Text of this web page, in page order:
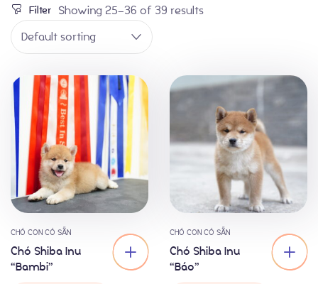
Về chúng tôi
Filter Showing 25–36 of 39 results
Default sorting
CHÓ CON CÓ SẴN
Chó Shiba Inu
“Bambi”
CHÓ CON CÓ SẴN
Chó Shiba Inu
“Báo”